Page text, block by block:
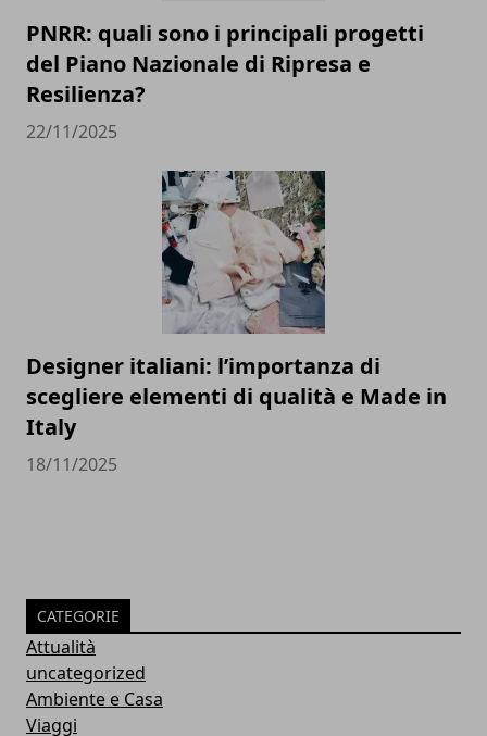
PNRR: quali sono i principali progetti
del Piano Nazionale di Ripresa e
Resilienza?
22/11/2025
Designer italiani: l’importanza di
scegliere elementi di qualità e Made in
Italy
18/11/2025
CATEGORIE
Attualità
uncategorized
Ambiente e Casa
Viaggi